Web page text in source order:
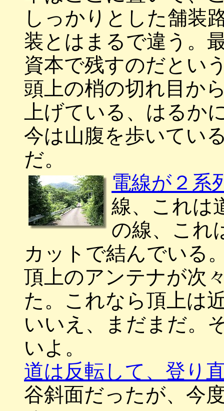
しっかりとした舗装
装とはまるで違う。
資本で残すのだとい
頭上の梢の切れ目か
上げている、はるか
今は山腹を歩いてい
だ。
電線が２系
線、これは
の線、これ
カットで結んでいる
頂上のアンテナが次
た。これなら頂上は
いいえ、まだまだ。
いよ。
道は反転して、登り
谷斜面だったが、今